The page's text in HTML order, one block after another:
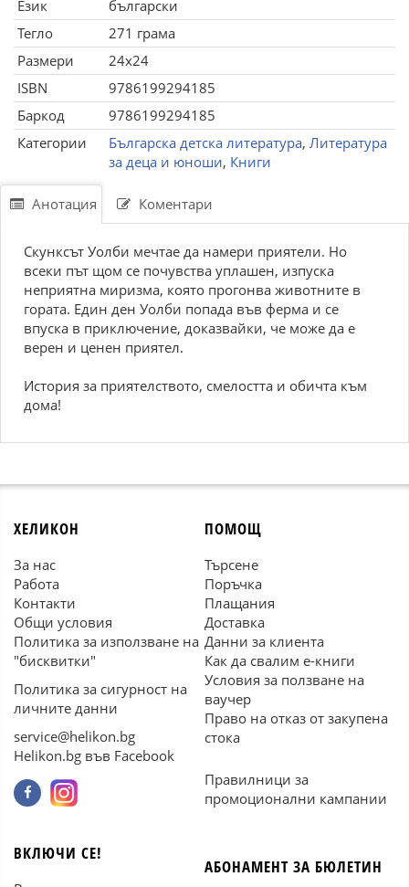
Език
български
Тегло
271 грама
Размери
24x24
ISBN
9786199294185
Баркод
9786199294185
Категории
Българска детска литература, Литература
за деца и юноши, Книги
Анотация Коментари
Скунксът Уолби мечтае да намери приятели. Но
всеки път щом се почувства уплашен, изпуска
неприятна миризма, която прогонва животните в
гората. Един ден Уолби попада във ферма и се
впуска в приключение, доказвайки, че може да е
верен и ценен приятел.
История за приятелството, смелостта и обичта към
дома!
ХЕЛИКОН
За нас
Работа
Контакти
Общи условия
Политика за използване на
"бисквитки"
Политика за сигурност на
личните данни
service@helikon.bg
Helikon.bg във Facebook
ПОМОЩ
Търсене
Поръчка
Плащания
Доставка
Данни за клиента
Как да свалим е-книги
Условия за ползване на
ваучер
Право на отказ от закупена
стока
Правилници за
промоционални кампании
ВКЛЮЧИ СЕ!
АБОНАМЕНТ ЗА БЮЛЕТИН